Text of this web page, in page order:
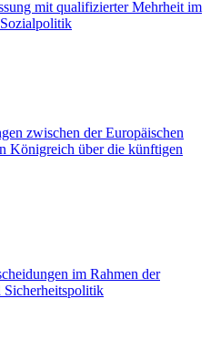
mit qualifizierter Mehrheit im
zwischen der Europäischen
Königreich über die künftigen
im Rahmen der
Sicherheitspolitik